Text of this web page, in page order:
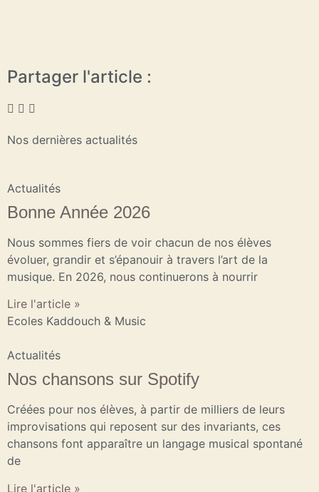
Partager l'article :
Nos dernières actualités
Actualités
Bonne Année 2026
Nous sommes fiers de voir chacun de nos élèves
évoluer, grandir et s’épanouir à travers l’art de la
musique. En 2026, nous continuerons à nourrir
Lire l'article »
Ecoles Kaddouch & Music
Actualités
Nos chansons sur Spotify
Créées pour nos élèves, à partir de milliers de leurs
improvisations qui reposent sur des invariants, ces
chansons font apparaître un langage musical spontané
de
Lire l'article »